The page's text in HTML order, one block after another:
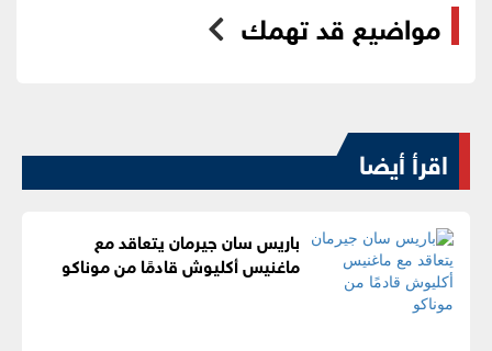
مواضيع قد تهمك
اقرأ أيضا
باريس سان جيرمان يتعاقد مع
ماغنيس أكليوش قادمًا من موناكو